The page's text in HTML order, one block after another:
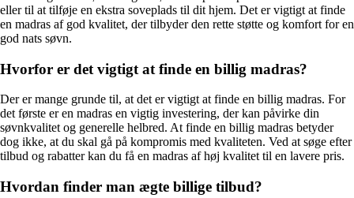
eller til at tilføje en ekstra soveplads til dit hjem. Det er vigtigt at finde
en madras af god kvalitet, der tilbyder den rette støtte og komfort for en
god nats søvn.
Hvorfor er det vigtigt at finde en billig madras?
Der er mange grunde til, at det er vigtigt at finde en billig madras. For
det første er en madras en vigtig investering, der kan påvirke din
søvnkvalitet og generelle helbred. At finde en billig madras betyder
dog ikke, at du skal gå på kompromis med kvaliteten. Ved at søge efter
tilbud og rabatter kan du få en madras af høj kvalitet til en lavere pris.
Hvordan finder man ægte billige tilbud?